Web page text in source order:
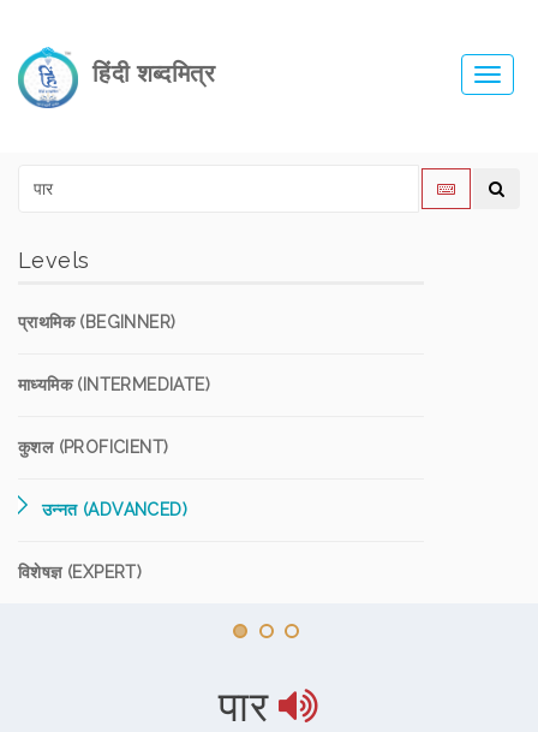
हिंदी शब्दमित्र
Levels
प्राथमिक (BEGINNER)
माध्यमिक (INTERMEDIATE)
कुशल (PROFICIENT)
उन्नत (ADVANCED)
विशेषज्ञ (EXPERT)
पार